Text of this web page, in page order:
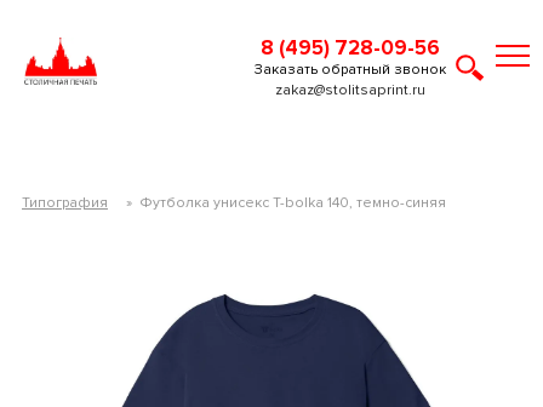
8 (495) 728-09-56
zakaz@stolitsaprint.ru
Заказать обратный звонок
Типография » Футболка унисекс T-bolka 140, темно-синяя